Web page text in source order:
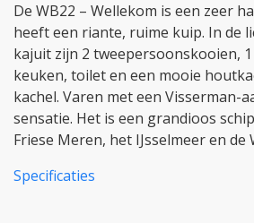
De WB22 – Wellekom is een zeer
heeft een riante, ruime kuip. In de
kajuit zijn 2 tweepersoonskooien,
keuken, toilet en een mooie
kachel. Varen met een Visserman-
sensatie. Het is een grandioos
Friese Meren, het IJsselmeer en de
Specificaties